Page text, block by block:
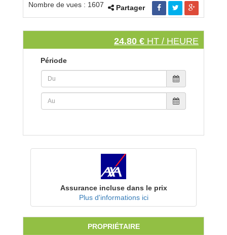
Nombre de vues : 1607 Partager
24.80 € HT / HEURE
Période
Assurance incluse dans le prix
Plus d'informations ici
PROPRIÉTAIRE